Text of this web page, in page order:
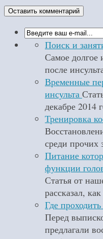
Поиск и
Самое долгое
после
Временные
инсульта
декабре 2014
Тренировка
среди прочих
Питание
функции
Статья от
рассказал,
Где
Перед
предлагали